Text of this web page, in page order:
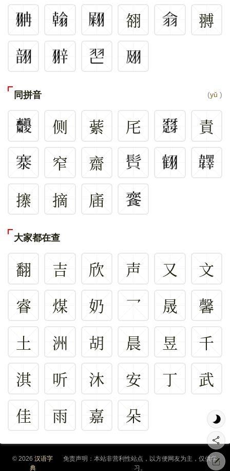
䎊
䎔
同拼音 (yǔ )
侧 䔝 厇
責
窄
齋
㩟
摘 㢎
大家都在查
翻 吉 欣 声 又
文
睿
煤 奶 乛 晟
馨
土
洲 胡 晨 昱
千
淇
听 沐 安 丁
武
佳
雨 嘉 朵
© 2026汉语字
典
免责声明：本站非营利性站点，以方便网友为主，仅供学
习。